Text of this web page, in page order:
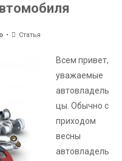
Статья
Всем привет,
уважаемые
автовладель
цы. Обычно с
приходом
весны
автовладель